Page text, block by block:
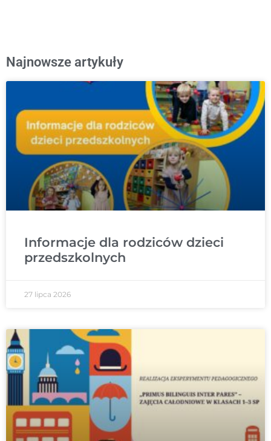
Najnowsze artykuły
Informacje dla rodziców dzieci
przedszkolnych
27 lipca 2026